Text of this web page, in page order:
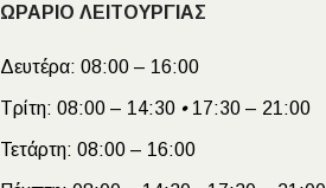
ΩΡΑΡΙΟ ΛΕΙΤΟΥΡΓΙΑΣ
Δευτέρα: 08:00 – 16:00
Τρίτη: 08:00 – 14:30 •17:30 – 21:00
Τετάρτη: 08:00 – 16:00